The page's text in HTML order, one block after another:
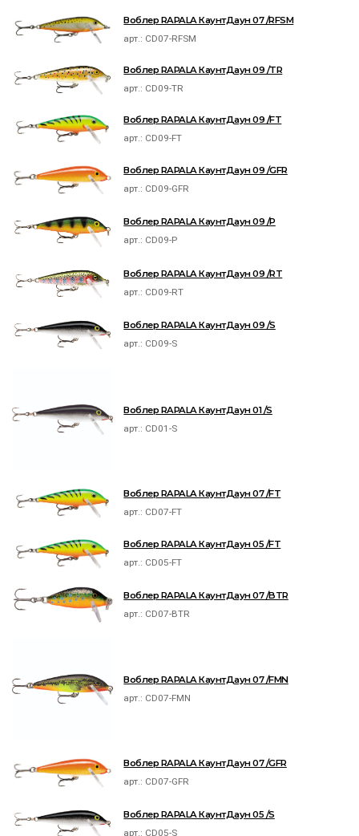
Воблер RAPALA КаунтДаун 07 /RFSM
арт.: CD07-RFSM
Воблер RAPALA КаунтДаун 09 /TR
арт.: CD09-TR
Воблер RAPALA КаунтДаун 09 /FT
арт.: CD09-FT
Воблер RAPALA КаунтДаун 09 /GFR
арт.: CD09-GFR
Воблер RAPALA КаунтДаун 09 /P
арт.: CD09-P
Воблер RAPALA КаунтДаун 09 /RT
арт.: CD09-RT
Воблер RAPALA КаунтДаун 09 /S
арт.: CD09-S
Воблер RAPALA КаунтДаун 01 /S
арт.: CD01-S
Воблер RAPALA КаунтДаун 07 /FT
арт.: CD07-FT
Воблер RAPALA КаунтДаун 05 /FT
арт.: CD05-FT
Воблер RAPALA КаунтДаун 07 /BTR
арт.: CD07-BTR
Воблер RAPALA КаунтДаун 07 /FMN
арт.: CD07-FMN
Воблер RAPALA КаунтДаун 07 /GFR
арт.: CD07-GFR
Воблер RAPALA КаунтДаун 05 /S
арт.: CD05-S